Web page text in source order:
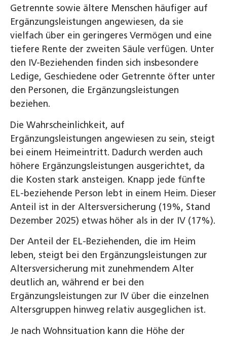
Getrennte sowie ältere Menschen häufiger auf
Ergänzungsleistungen angewiesen, da sie
vielfach über ein geringeres Vermögen und eine
tiefere Rente der zweiten Säule verfügen. Unter
den IV-Beziehenden finden sich insbesondere
Ledige, Geschiedene oder Getrennte öfter unter
den Personen, die Ergänzungsleistungen
beziehen.
Die Wahrscheinlichkeit, auf
Ergänzungsleistungen angewiesen zu sein, steigt
bei einem Heimeintritt. Dadurch werden auch
höhere Ergänzungsleistungen ausgerichtet, da
die Kosten stark ansteigen. Knapp jede fünfte
EL-beziehende Person lebt in einem Heim. Dieser
Anteil ist in der Altersversicherung (19%, Stand
Dezember 2025) etwas höher als in der IV (17%).
Der Anteil der EL-Beziehenden, die im Heim
leben, steigt bei den Ergänzungsleistungen zur
Altersversicherung mit zunehmendem Alter
deutlich an, während er bei den
Ergänzungsleistungen zur IV über die einzelnen
Altersgruppen hinweg relativ ausgeglichen ist.
Je nach Wohnsituation kann die Höhe der